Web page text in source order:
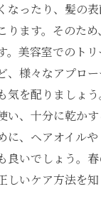
なったり、髪の
ります。そのた
。美容室でのト
、様々なアプロ
気を配りましょ
い、十分に乾かす
に、ヘアオイル
良いでしょう。
しいケア方法を